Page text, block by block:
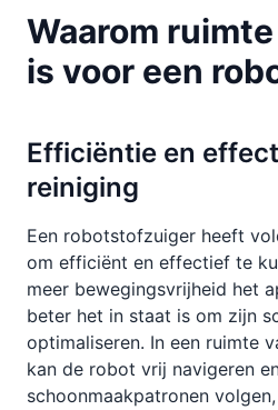
Waarom
is voor een
Efficiëntie en
reiniging
Een robotstofzuiger heeft
om efficiënt en effectief te
meer bewegingsvrijheid het
beter het in staat is om zijn
optimaliseren. In een ruimte
kan de robot vrij navigeren
schoonmaakpatronen